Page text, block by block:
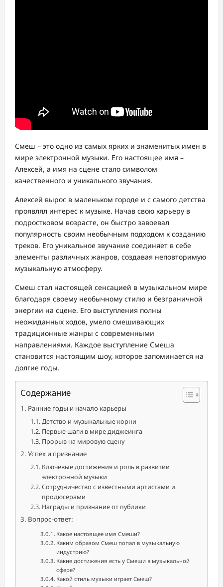
Смеш – это одно из самых ярких и знаменитых имен в
мире электронной музыки. Его настоящее имя –
Алексей, а имя на сцене стало символом
качественного и уникального звучания.
Алексей вырос в маленьком городе и с самого детства
проявлял интерес к музыке. Начав свою карьеру в
подростковом возрасте, он быстро завоевал
популярность своим необычным подходом к созданию
треков. Его уникальное звучание соединяет в себе
элементы различных жанров, создавая неповторимую
музыкальную атмосферу.
Смеш стал настоящей сенсацией в музыкальном мире
благодаря своему необычному стилю и безграничной
энергии на сцене. Его выступления полны
неожиданных ходов, умело смешивающих
традиционные жанры с современными
направлениями. Каждое выступление Смеша
становится настоящим шоу, которое запоминается на
долгие годы.
Содержание
Ранние годы и начало карьеры
Детство и музыкальные корни
Первые шаги в мире диджеинга
Прорыв на мировую сцену
Успех и признание
Ключевые достижения и роль в развитии
электронной музыки
Сотрудничество с известными артистами и
продюсерами
Награды и признание от публики
Вопрос-ответ:
Какое настоящее имя Смеши?
Каким образом Смеш попал в музыкальную
индустрию?
Какие достижения есть у Смеши в музыкальной
сфере?
Какой стиль музыки играет Смеш?